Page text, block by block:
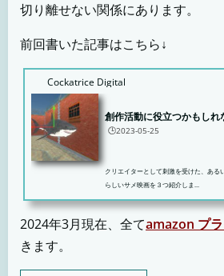
切り離せない関係にあります。
前回書いた記事はこちら↓
Cockatrice Digital
創作活動に役立つかもしれ
🕒️2023-05-25
クリエイターとして刺激を受けた、ある
らしいサメ映画を３つ紹介しま...
2024年3月現在、全てamazon プ
きます。